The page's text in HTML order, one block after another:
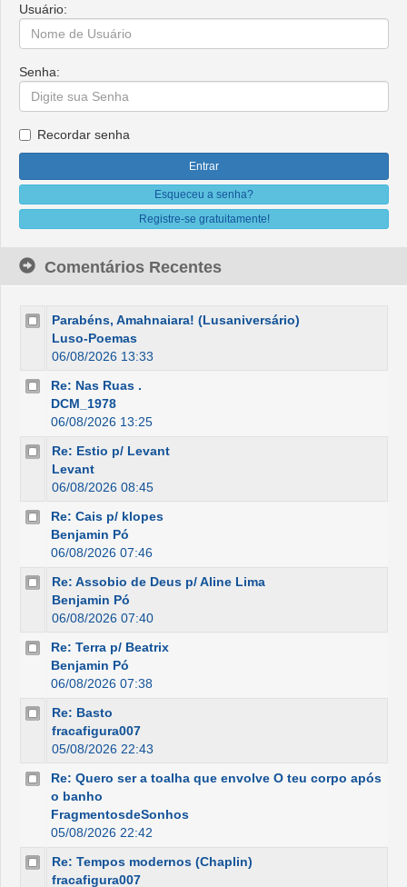
Usuário:
Senha:
Recordar senha
Esqueceu a senha?
Registre-se gratuitamente!
Comentários Recentes
Parabéns, Amahnaiara! (Lusaniversário)
Luso-Poemas
06/08/2026 13:33
Re: Nas Ruas .
DCM_1978
06/08/2026 13:25
Re: Estio p/ Levant
Levant
06/08/2026 08:45
Re: Cais p/ klopes
Benjamin Pó
06/08/2026 07:46
Re: Assobio de Deus p/ Aline Lima
Benjamin Pó
06/08/2026 07:40
Re: Terra p/ Beatrix
Benjamin Pó
06/08/2026 07:38
Re: Basto
fracafigura007
05/08/2026 22:43
Re: Quero ser a toalha que envolve O teu corpo após
o banho
FragmentosdeSonhos
05/08/2026 22:42
Re: Tempos modernos (Chaplin)
fracafigura007